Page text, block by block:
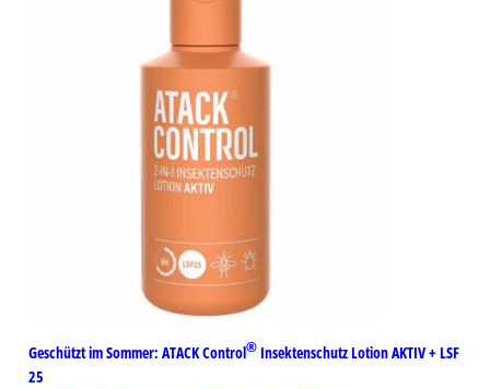
Geschützt im Sommer: ATACK Control®Insektenschutz Lotion AKTIV + LSF
25